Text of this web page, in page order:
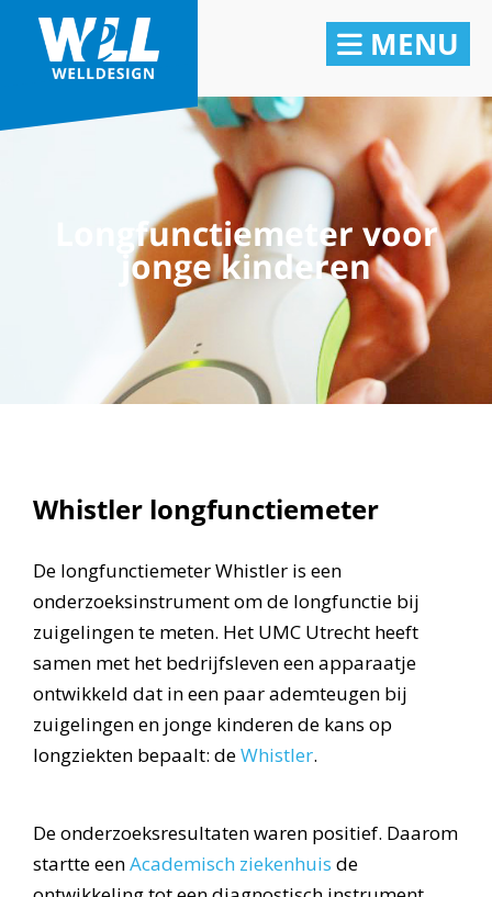
MENU
Longfunctiemeter voor
jonge kinderen
Whistler longfunctiemeter
De longfunctiemeter Whistler is een
onderzoeksinstrument om de longfunctie bij
zuigelingen te meten. Het UMC Utrecht heeft
samen met het bedrijfsleven een apparaatje
ontwikkeld dat in een paar ademteugen bij
zuigelingen en jonge kinderen de kans op
longziekten bepaalt: deWhistler.
De onderzoeksresultaten waren positief. Daarom
startte eenAcademisch ziekenhuis de